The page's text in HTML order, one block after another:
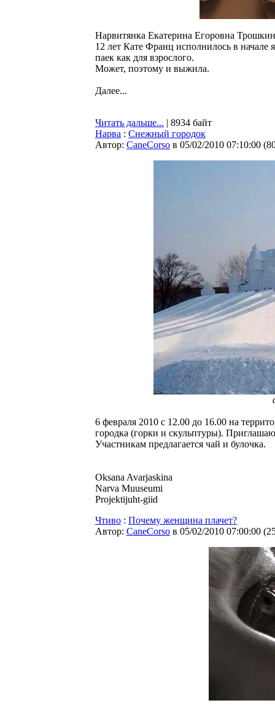
Нарвитянка Екатерина Егоровна
12 лет Кате Франц исполнилось в начале
паек как для взрослого.
Может, поэтому и выжила.
Далее...
Читать дальше... | 8934 байт
Нарва : Снежный городок
Автор: CaneCorso в 05/02/2010 07:10:00 (
6 февраля 2010 с 12.00 до 16.00 на
городка (горки и скульптуры).
Участникам предлагается чай и булочка.
Oksana Avarjaskina
Narva Muuseumi
Projektijuht-giid
Чтиво : Почему женщина плачет?
Автор: CaneCorso в 05/02/2010 07:00:00 (